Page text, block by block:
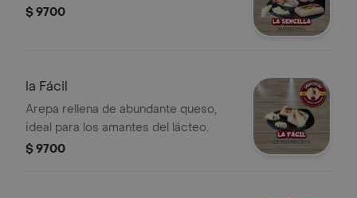
$ 9700
la Fácil
Arepa rellena de abundante queso,
ideal para los amantes del lácteo.
$ 9700